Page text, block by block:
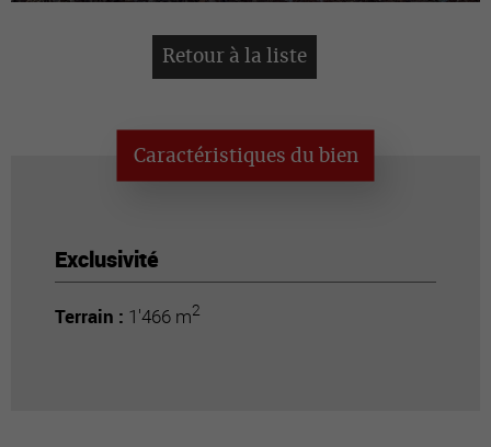
Retour à la liste
Caractéristiques du bien
Exclusivité
Terrain : 1'466 m2